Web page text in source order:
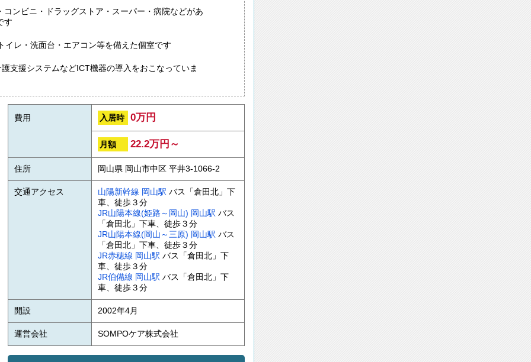
コンビニ・ドラッグストア・スーパー・病院などがあ
す
イレ・洗面台・エアコン等を備えた個室です
支援システムなどICT機器の導入をおこなっていま
費用 入居時 0万円
月額 22.2万円～
住所 岡山県 岡山市中区 平井3-1066-2
交通アクセス 山陽新幹線 岡山駅 バス「倉田北」下
車、徒歩３分
JR山陽本線(姫路～岡山) 岡山駅 バス
「倉田北」下車、徒歩３分
JR山陽本線(岡山～三原) 岡山駅 バス
「倉田北」下車、徒歩３分
JR赤穂線 岡山駅 バス「倉田北」下
車、徒歩３分
JR伯備線 岡山駅 バス「倉田北」下
車、徒歩３分
開設 2002年4月
運営会社 SOMPOケア株式会社